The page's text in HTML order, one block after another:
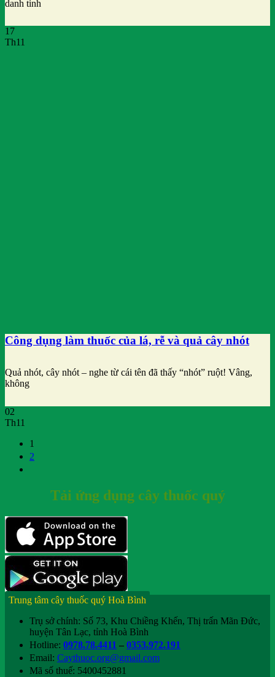
danh tinh
17
Th11
Công dụng làm thuốc của lá, rễ và quả cây nhót
Quả nhót, cây nhót – nghe từ cái tên đã thấy “nhót” ruột! Vâng,
không
02
Th11
1
2
Tải ứng dụng cây thuốc quý
Trung tâm cây thuốc quý Hoà Bình
Trụ sở chính: Số 73, Khu Chiềng Khến, Thị trấn Mãn Đức,
huyện Tân Lạc, tỉnh Hoà Bình
Hotline: 0978.78.4411 – 0353.972.191
Email: Caythuoc.org@gmail.com
Mã số thuế: 5400452881